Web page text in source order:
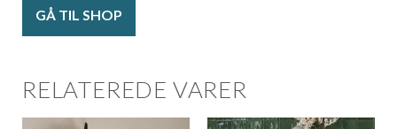
GÅ TIL SHOP
RELATEREDE VARER